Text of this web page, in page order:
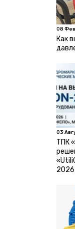
08
Как
03
ТПК
2026